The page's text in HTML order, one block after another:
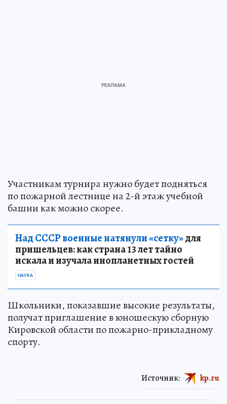
Участникам турнира нужно будет подняться
по пожарной лестнице на 2-й этаж учебной
башни как можно скорее.
Над СССР военные натянули «сетку»для
пришельцев: как страна 13 лет тайно
искала и изучала инопланетных гостей
НАУКА
Школьники, показавшие высокие результаты,
получат приглашение в юношескую сборную
Кировской области по пожарно-прикладному
спорту.
Источник: kp.ru